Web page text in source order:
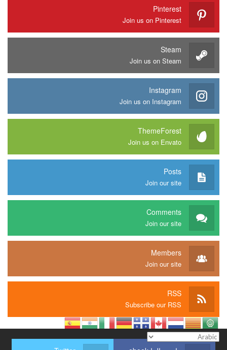
Pinterest
Join us on Pinterest
Steam
Join us on Steam
Instagram
Join us on Instagram
ThemeForest
Join us on Envato
Posts
Join our site
Comments
Join our site
Members
Join our site
RSS
Subscribe our RSS